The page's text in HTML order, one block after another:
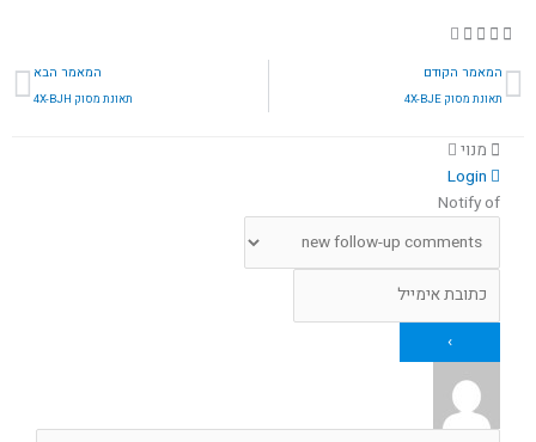
קודם
המאמר הקודם
תאונת מסוק 4X-BJE
המאמר הבא
תאונת מסוק 4X-BJH
מנוי
Notify of